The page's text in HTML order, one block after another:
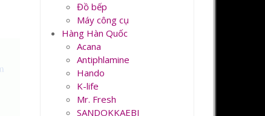
Đồ bếp
Máy công cụ
Hàng Hàn Quốc
Acana
Antiphlamine
Hando
K-life
Mr. Fresh
SANDOKKAEBI